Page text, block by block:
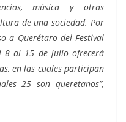
música y otras
de una sociedad. Por
a Querétaro del Festival
8 al 15 de julio ofrecerá
en las cuales participan
25 son queretanos”,